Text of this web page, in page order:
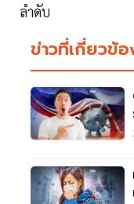
ลำดับ
ข่าวที่เกี่ยวข้